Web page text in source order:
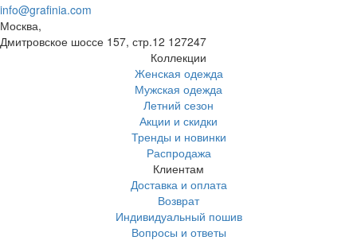
info@grafinia.com
Москва,
Дмитровское шоссе 157, стр.12 127247
Коллекции
Женская одежда
Мужская одежда
Летний сезон
Акции и скидки
Тренды и новинки
Распродажа
Клиентам
Доставка и оплата
Возврат
Индивидуальный пошив
Вопросы и ответы